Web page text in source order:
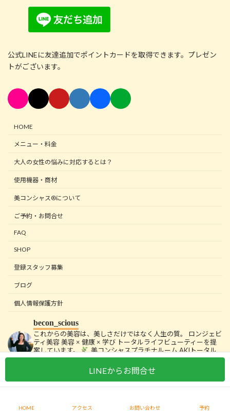
公式LINEに友達追加でポイントカードを取得できます。プレゼン
トがございます。
HOME
メニュー・料金
大人の女性の悩みに対応するとは？
使用機器・商材
美コンシャス®について
ご予約・お問合せ
FAQ
SHOP
登録スタッフ募集
ブログ
個人情報保護方針
becon_scious
これからの美容は、美しさだけではなく人生の質。
ロンジェビ
ティ美容美容 × 健康 × 学び トータルライフビューティーを提
案しています。
美コンシャスプラチナルームAKIトータル
ビューティースクール主宰美容師国家試験対策 Na4’／
詳細はリンクから
LINEからお問合せ
HOME アクセス お問い合わせ 予約